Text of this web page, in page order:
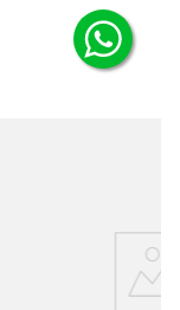
un diseño
uso diario,
en jacquard
que nunca